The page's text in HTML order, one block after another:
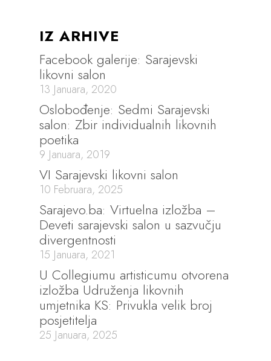
IZ ARHIVE
Facebook galerije: Sarajevski
likovni salon
13 Januara, 2020
Oslobođenje: Sedmi Sarajevski
salon: Zbir individualnih likovnih
poetika
9 Januara, 2019
VI Sarajevski likovni salon
10 Februara, 2025
Sarajevo.ba: Virtuelna izložba –
Deveti sarajevski salon u sazvučju
divergentnosti
15 Januara, 2021
U Collegiumu artisticumu otvorena
izložba Udruženja likovnih
umjetnika KS: Privukla velik broj
posjetitelja
25 Januara, 2025